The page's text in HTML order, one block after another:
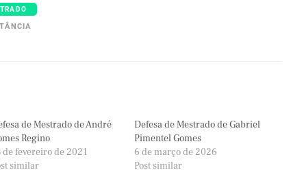
de Mestrado de André
Regino
de fevereiro de 2021
similar
Defesa de Mestrado de Gabriel
Pimentel Gomes
6 de março de 2026
Post similar